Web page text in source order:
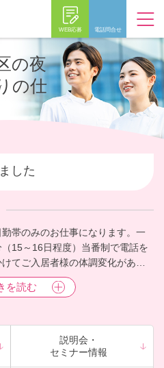
電話問合せ
WEB応募
の仕
した
帯のみのお仕事になります。一
15～16日程度）当番制で電話を
てご入居者様の体調変化があっ
話が入ります。対応は基本的に
、毎回ホームへかけつけること
も相談ができ、安心いただける
を読む
説明会・
セミナー情報